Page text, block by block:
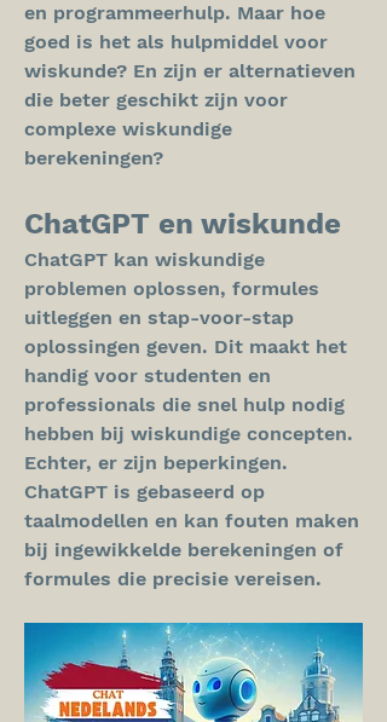
en programmeerhulp. Maar hoe
goed is het als hulpmiddel voor
wiskunde? En zijn er alternatieven
die beter geschikt zijn voor
complexe wiskundige
berekeningen?
ChatGPT en wiskunde
ChatGPT kan wiskundige
problemen oplossen, formules
uitleggen en stap-voor-stap
oplossingen geven. Dit maakt het
handig voor studenten en
professionals die snel hulp nodig
hebben bij wiskundige concepten.
Echter, er zijn beperkingen.
ChatGPT is gebaseerd op
taalmodellen en kan fouten maken
bij ingewikkelde berekeningen of
formules die precisie vereisen.